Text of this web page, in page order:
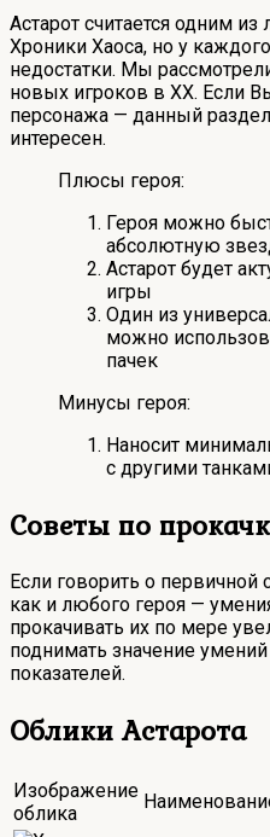
Астарот считается одним
Хроники Хаоса, но у
недостатки. Мы
новых игроков в ХХ. Если
персонажа — данный
интересен.
Плюсы героя:
Героя можно
абсолютную
Астарот будет
игры
Один из
можно
пачек
Минусы героя:
Наносит
с другими
Советы по
Если говорить о первичной
как и любого героя —
прокачивать их по мере
поднимать значение
показателей.
Облики Астарота
Изображение
облика